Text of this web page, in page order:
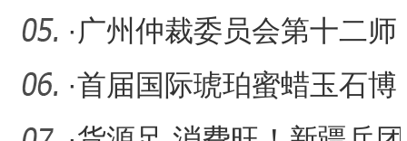
玉米
·广州仲裁委员会第十二师
分会揭牌
·首届国际琥珀蜜蜡玉石博